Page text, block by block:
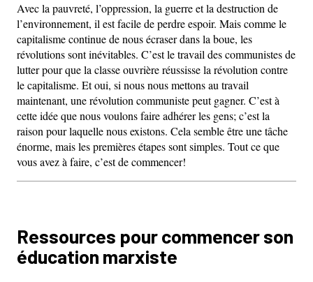
Avec la pauvreté, l’oppression, la guerre et la destruction de
l’environnement, il est facile de perdre espoir. Mais comme le
capitalisme continue de nous écraser dans la boue, les
révolutions sont inévitables. C’est le travail des communistes de
lutter pour que la classe ouvrière réussisse la révolution contre
le capitalisme. Et oui, si nous nous mettons au travail
maintenant, une révolution communiste peut gagner. C’est à
cette idée que nous voulons faire adhérer les gens; c’est la
raison pour laquelle nous existons. Cela semble être une tâche
énorme, mais les premières étapes sont simples. Tout ce que
vous avez à faire, c’est de commencer!
Ressources pour commencer son
éducation marxiste